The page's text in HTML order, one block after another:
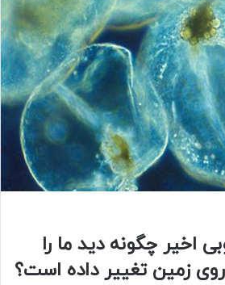
اخیر چگونه دید ما را
زمین تغییر داده است؟